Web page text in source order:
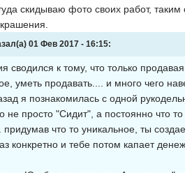
скидываю фото своих работ,
01 Фев 2017 - 16:15:
сводился к тому, что только
уметь продавать.... и много чего
я познакомилась с одной
не просто "Сидит", а постоянно что
придумав что то уникальное, ты
конкретно и тебе потом капает